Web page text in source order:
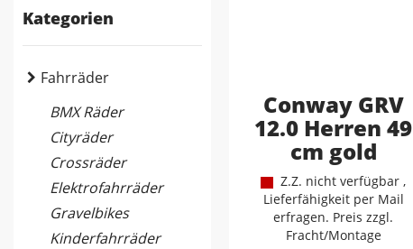
Kategorien
Fahrräder
BMX Räder
Cityräder
Crossräder
Elektrofahrräder
Gravelbikes
Kinderfahrräder
Conway GRV
12.0 Herren 49
cm gold
Z.Z. nicht verfügbar ,
Lieferfähigkeit per Mail
erfragen. Preis zzgl.
Fracht/Montage